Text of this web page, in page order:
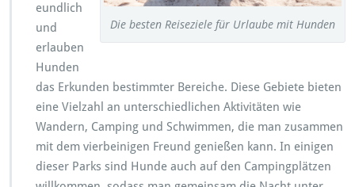
Die besten Reiseziele für Urlaube mit Hunden
eundlich
und
erlauben
Hunden
das Erkunden bestimmter Bereiche. Diese Gebiete bieten
eine Vielzahl an unterschiedlichen Aktivitäten wie
Wandern, Camping und Schwimmen, die man zusammen
mit dem vierbeinigen Freund genießen kann. In einigen
dieser Parks sind Hunde auch auf den Campingplätzen